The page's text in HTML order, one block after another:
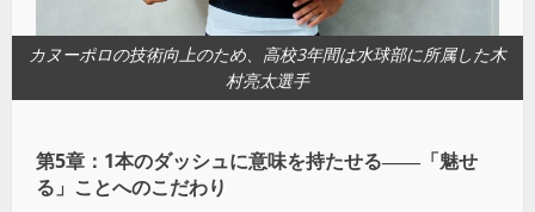
カヌーポロの技術向上のため、高校3年間は水球部に所属した木
村亮太選手
第5章：1本のダッシュに意味を持たせる――「魅せ
る」ことへのこだわり